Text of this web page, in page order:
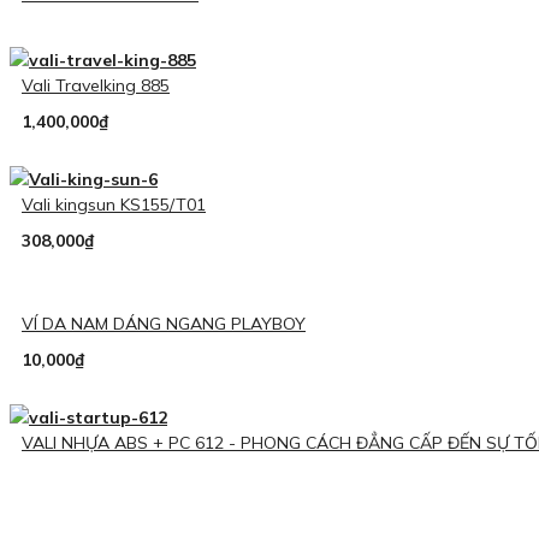
Vali Travelking 885
1,400,000₫
Vali kingsun KS155/T01
308,000₫
VÍ DA NAM DÁNG NGANG PLAYBOY
10,000₫
VALI NHỰA ABS + PC 612 - PHONG CÁCH ĐẲNG CẤP ĐẾN SỰ